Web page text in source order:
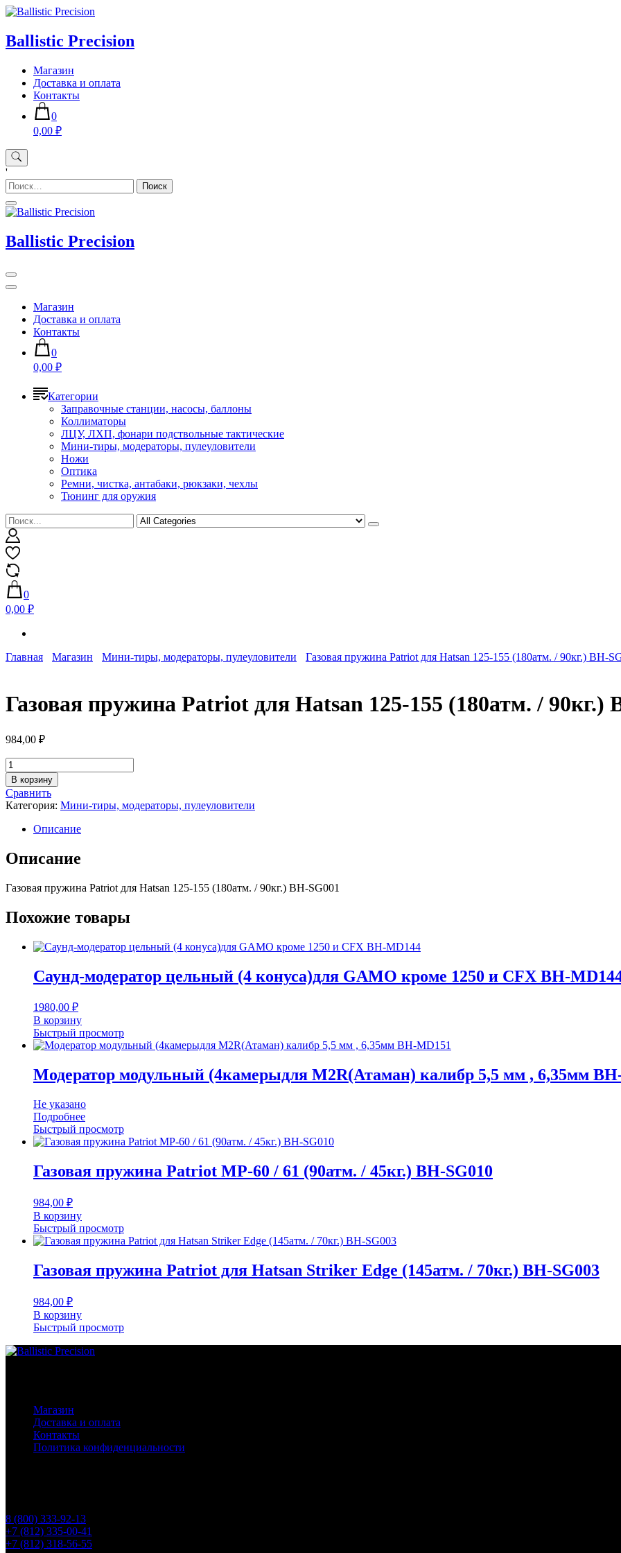
Skip
content
Ballistic Precision
Магазин
Доставка и оплата
Контакты
0
0,00 ₽
'
Найти:
Ballistic Precision
Магазин
Доставка и оплата
Контакты
0
0,00 ₽
Категории
Заправочные станции, насосы, баллоны
Коллиматоры
ЛЦУ, ЛХП, фонари подствольные тактические
Мини-тиры, модераторы, пулеуловители
Ножи
Оптика
Ремни, чистка, антабаки, рюкзаки, чехлы
Тюнинг для оружия
0
0,00 ₽
Главная Магазин Мини-тиры, модераторы, пулеуловители Газовая пружина Patriot для Hatsan 125-155 (180атм. / 90кг.) BH-
Газовая пружина Patriot для Hatsan 125-155 (180атм. / 90кг.)
984,00 ₽
Количество
товара
Газовая
пружина
Patriot
Hatsan
125-
155
/
BH-
SG001
В корзину
Сравнить
Категория: Мини-тиры, модераторы, пулеуловители
Описание
Описание
Газовая пружина Patriot для Hatsan 125-155 (180атм. / 90кг.) BH-SG001
Похожие товары
Саунд-модератор цельный (4 конуса)для GAMO кроме 1250 и CFX BH-
1980,00 ₽
В корзину
Быстрый просмотр
Модератор модульный (4камерыдля М2R(Атаман) калибр 5,5 мм , 6,35мм
Не указано
Подробнее
Быстрый просмотр
Газовая пружина Patriot МР-60 / 61 (90атм. / 45кг.) BH-SG010
984,00 ₽
В корзину
Быстрый просмотр
Газовая пружина Patriot для Hatsan Striker Edge (145атм. / 70кг.) BH-SG003
984,00 ₽
В корзину
Быстрый просмотр
Магазин
Доставка и оплата
Контакты
Политика конфиденциальности
8 (800) 333-92-13
+7 (812) 335-00-41
+7 (812) 318-56-55